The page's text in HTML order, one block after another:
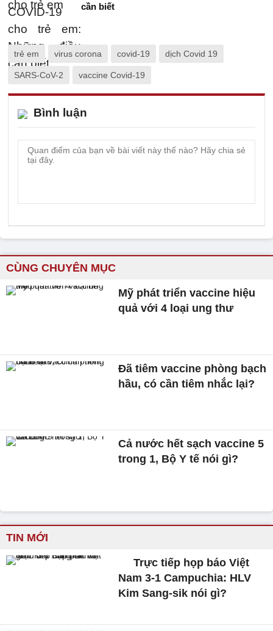
cần biết
trẻ em virus corona covid-19 dịch Covid 19
SARS-CoV-2 vaccine Covid-19
Bình luận
CÙNG CHUYÊN MỤC
Mỹ phát triển vaccine hiệu
quả với 4 loại ung thư
Đã tiêm vaccine phòng bạch
hầu, có cần tiêm nhắc lại?
Cả nước hết sạch vaccine 5
trong 1, Bộ Y tế nói gì?
TIN MỚI
Trực tiếp họp báo Việt
Nam 3-1 Campuchia: HLV
Kim Sang-sik nói gì?